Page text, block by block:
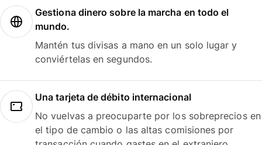
Gestiona dinero sobre la marcha en todo el
mundo.
Mantén tus divisas a mano en un solo lugar y
conviértelas en segundos.
Una tarjeta de débito internacional
No vuelvas a preocuparte por los sobreprecios en
el tipo de cambio o las altas comisiones por